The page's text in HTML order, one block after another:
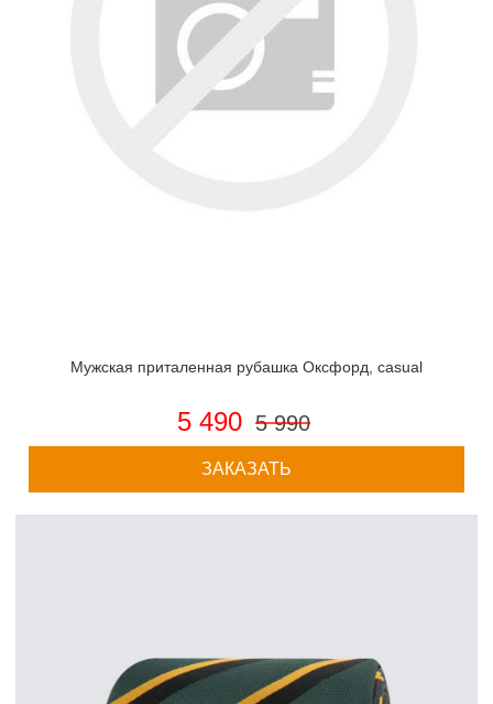
Мужская приталенная рубашка Оксфорд, casual
5 490 5 990
ЗАКАЗАТЬ